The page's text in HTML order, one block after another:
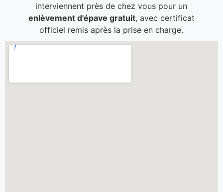
interviennent près de chez vous pour un
enlèvement d'épave gratuit, avec certificat
officiel remis après la prise en charge.